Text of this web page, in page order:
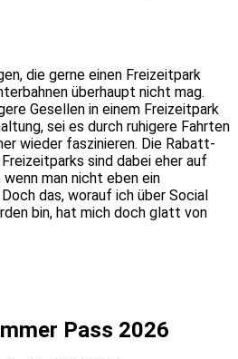
die gerne einen Freizeitpark
überhaupt nicht mag.
Gesellen in einem Freizeitpark
sei es durch ruhigere Fahrten
wieder faszinieren. Die Rabatt-
sind dabei eher auf
man nicht eben ein
das, worauf ich über Social
bin, hat mich doch glatt von
Pass 2026